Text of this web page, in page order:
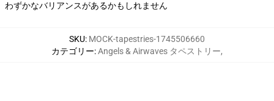
わずかなバリアンスがあるかもしれません
SKU: MOCK-tapestries-1745506660
カテゴリー:Angels & Airwaves タペストリー,